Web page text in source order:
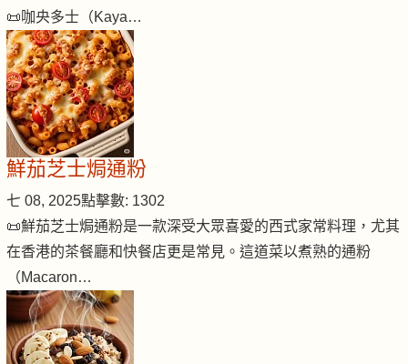
📜咖央多士（Kaya…
鮮茄芝士焗通粉
七 08, 2025點擊數: 1302
📜鮮茄芝士焗通粉是一款深受大眾喜愛的西式家常料理，尤其
在香港的茶餐廳和快餐店更是常見。這道菜以煮熟的通粉
（Macaron…